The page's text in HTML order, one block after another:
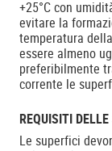
+25°C con
evitare la
temperatura
essere almeno
preferibilmente
corrente le
REQUISITI
Le superfici